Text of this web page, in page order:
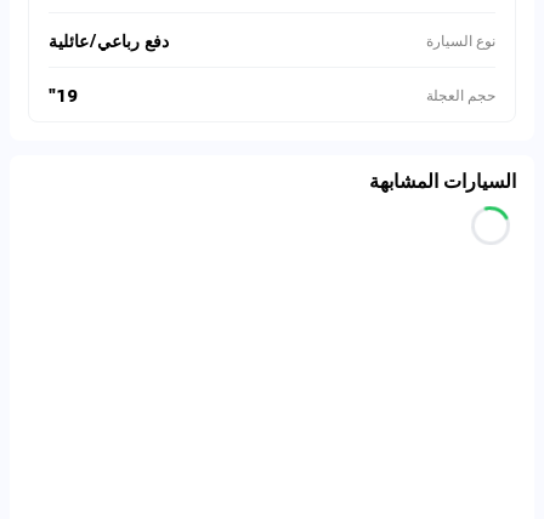
نوع السيارة دفع رباعي/عائلية
حجم العجلة 19"
السيارات المشابهة